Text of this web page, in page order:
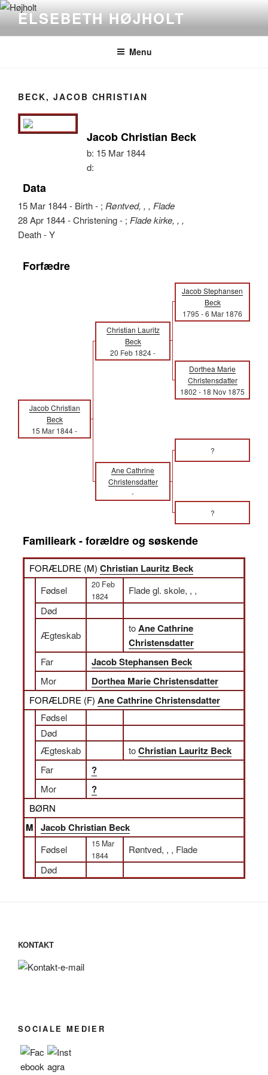
Videre
indhold
ELSEBETH HØJHOLT
Menu
BECK, JACOB CHRISTIAN
Jacob Christian Beck
b: 15 Mar 1844
d:
Data
15 Mar 1844 - Birth - ; Røntved, , , Flade
28 Apr 1844 - Christening - ; Flade kirke, , ,
Death - Y
Forfædre
Jacob Stephansen
Beck
1795 -6 Mar 1876
Christian Lauritz
Beck
20 Feb 1824-
Dorthea Marie
Christensdatter
1802 - 18 Nov 1875
Jacob Christian
Beck
15 Mar 1844-
?
Ane Cathrine
Christensdatter
-
?
Familieark - forældre og søskende
FORÆLDRE (M) Christian Lauritz Beck
Fødsel
20 Feb
1824
Flade gl. skole, , ,
Død
Ægteskab
toAne Cathrine
Christensdatter
Far Jacob Stephansen Beck
Mor Dorthea Marie Christensdatter
FORÆLDRE (F) Ane Cathrine Christensdatter
Fødsel
Død
Ægteskab
toChristian Lauritz Beck
Far ?
Mor ?
BØRN
M Jacob Christian Beck
Fødsel
15 Mar
1844
Røntved, , , Flade
Død
KONTAKT
SOCIALE MEDIER